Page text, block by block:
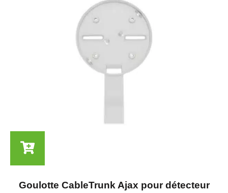
Goulotte CableTrunk Ajax pour détecteur